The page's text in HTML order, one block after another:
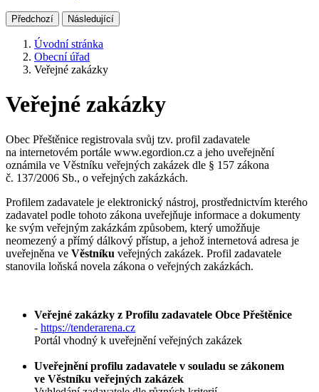
Předchozí Následující
Úvodní stránka
Obecní úřad
Veřejné zakázky
Veřejné zakázky
Obec Přeštěnice registrovala svůj tzv. profil zadavatele
na internetovém portále www.egordion.cz a jeho uveřejnění
oznámila ve Věstníku veřejných zakázek dle § 157 zákona
č. 137/2006 Sb., o veřejných zakázkách.
Profilem zadavatele je elektronický nástroj, prostřednictvím kterého
zadavatel podle tohoto zákona uveřejňuje informace a dokumenty
ke svým veřejným zakázkám způsobem, který umožňuje
neomezený a přímý dálkový přístup, a jehož internetová adresa je
uveřejněna ve Věstníku veřejných zakázek. Profil zadavatele
stanovila loňská novela zákona o veřejných zakázkách.
Veřejné zakázky z Profilu zadavatele Obce Přeštěnice
- https://tenderarena.cz
Portál vhodný k uveřejnění veřejných zakázek
Uveřejnění profilu zadavatele v souladu se zákonem
ve Věstníku veřejných zakázek